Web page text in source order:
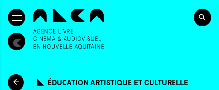
ALLER AU CONTENU PRINCIPAL
ÉDUCATION ARTISTIQUE ET CULTURELLE